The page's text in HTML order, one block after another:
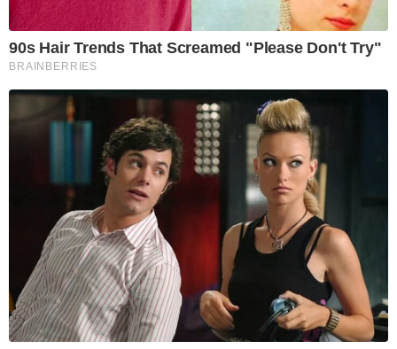
90s Hair Trends That Screamed "Please Don't Try"
BRAINBERRIES